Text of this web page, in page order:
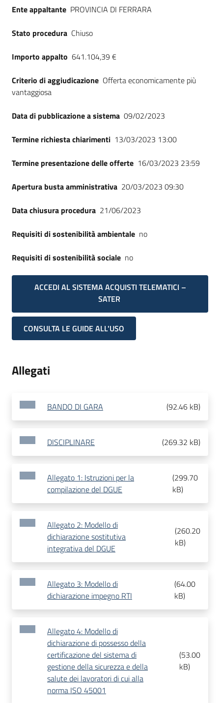
site
su
Ente appaltante PROVINCIA DI FERRARA
Stato procedura Chiuso
Importo appalto 641.104,39 €
Criterio di aggiudicazione Offerta economicamente più
vantaggiosa
Data di pubblicazione a sistema 09/02/2023
Termine richiesta chiarimenti 13/03/2023 13:00
Termine presentazione delle offerte 16/03/2023 23:59
Apertura busta amministrativa 20/03/2023 09:30
Data chiusura procedura 21/06/2023
Requisiti di sostenibilità ambientale no
Requisiti di sostenibilità sociale no
ACCEDI AL SISTEMA ACQUISTI TELEMATICI –
SATER
CONSULTA LE GUIDE ALL'USO
Allegati
BANDO DI GARA (92.46 kB)
DISCIPLINARE (269.32 kB)
Allegato 1: Istruzioni per la
compilazione del DGUE
(299.70
kB)
Allegato 2: Modello di
dichiarazione sostitutiva
integrativa del DGUE
(260.20
kB)
Allegato 3: Modello di
dichiarazione impegno RTI
(64.00
kB)
Allegato 4: Modello di
dichiarazione di possesso della
certificazione del sistema di
gestione della sicurezza e della
salute dei lavoratori di cui alla
norma ISO 45001
(53.00
kB)